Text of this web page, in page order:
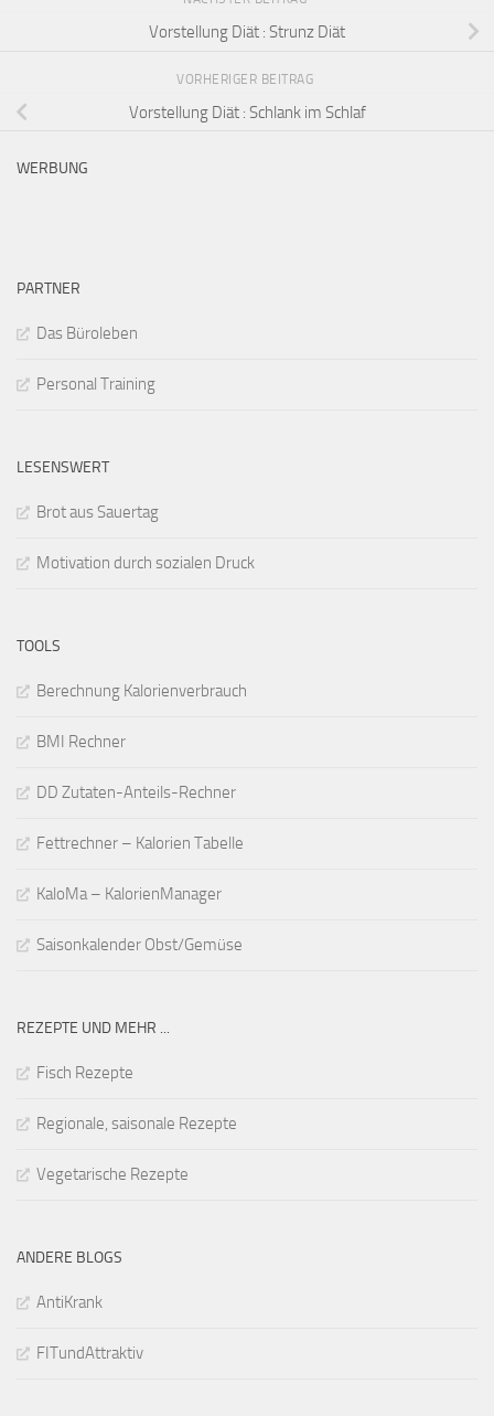
Vorstellung Diät : Strunz Diät
VORHERIGER BEITRAG
Vorstellung Diät : Schlank im Schlaf
WERBUNG
PARTNER
Das Büroleben
Personal Training
LESENSWERT
Brot aus Sauertag
Motivation durch sozialen Druck
TOOLS
Berechnung Kalorienverbrauch
BMI Rechner
DD Zutaten-Anteils-Rechner
Fettrechner – Kalorien Tabelle
KaloMa – KalorienManager
Saisonkalender Obst/Gemüse
REZEPTE UND MEHR ...
Fisch Rezepte
Regionale, saisonale Rezepte
Vegetarische Rezepte
ANDERE BLOGS
AntiKrank
FITundAttraktiv